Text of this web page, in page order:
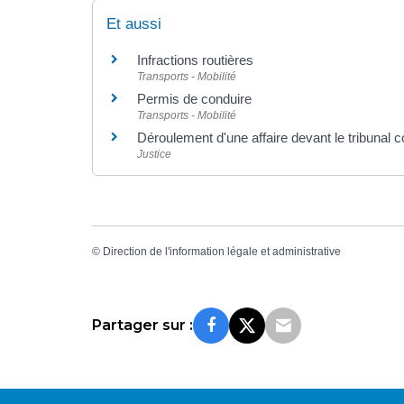
Et aussi
Infractions routières
Transports - Mobilité
Permis de conduire
Transports - Mobilité
Déroulement d'une affaire devant le tribunal
Justice
© Direction de l'information légale et administrative
Partager sur :